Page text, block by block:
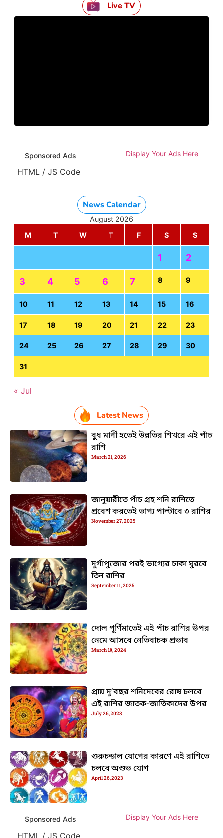
Live TV
Sponsored Ads Display Your Ads Here
HTML / JS Code
News Calendar
August 2026
M
T W T F S S
1 2
3 4 5 6 7 8 9
10 11 12 13 14 15 16
17 18 19 20 21 22 23
24 25 26 27 28 29 30
31
« Jul
Latest News
বুধ মার্গী হতেই উন্নতির শিখরে এই পাঁচ
রাশি
March 21, 2026
জানুয়ারীতে পাঁচ গ্রহ শনি রাশিতে
প্রবেশ করতেই ভাগ্য পাল্টাবে ৩ রাশির
November 27, 2025
দুর্গাপুজোর পরই ভাগ্যের চাকা ঘুরবে
তিন রাশির
September 11, 2025
দোল পূর্ণিমাতেই এই পাঁচ রাশির উপর
নেমে আসবে নেতিবাচক প্রভাব
March 10, 2024
প্রায় দু’বছর শনিদেবের রোষ চলবে
এই রাশির জাতক-জাতিকাদের উপর
July 26, 2023
গুরুচন্ডাল যোগের কারণে এই রাশিতে
চলবে অশুভ যোগ
April 26, 2023
Sponsored Ads Display Your Ads Here
HTML / JS Code